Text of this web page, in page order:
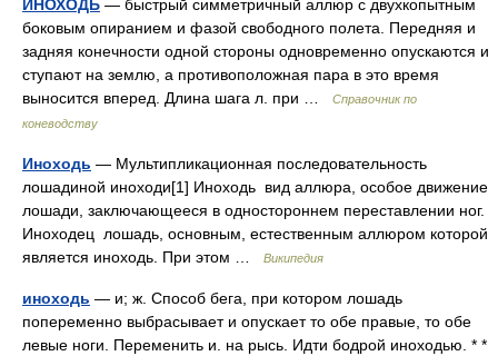
ИНОХОДЬ — быстрый симметричный аллюр с двухкопытным
боковым опиранием и фазой свободного полета. Передняя и
задняя конечности одной стороны одновременно опускаются и
ступают на землю, а противоположная пара в это время
выносится вперед. Длина шага л. при …
Справочник по
коневодству
Иноходь — Мультипликационная последовательность
лошадиной иноходи[1] Иноходь вид аллюра, особое движение
лошади, заключающееся в одностороннем переставлении ног.
Иноходец лошадь, основным, естественным аллюром которой
является иноходь. При этом …
Википедия
иноходь — и; ж. Способ бега, при котором лошадь
попеременно выбрасывает и опускает то обе правые, то обе
левые ноги. Переменить и. на рысь. Идти бодрой иноходью. * *